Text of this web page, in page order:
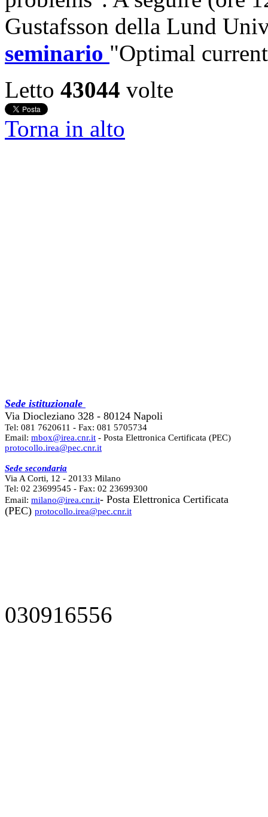
Gustafsson della Lund
seminario "Optimal
Letto 43044 volte
Torna in alto
Sede istituzionale
Via Diocleziano 328 - 80124 Napoli
Tel: 081 7620611 - Fax: 081 5705734
Email: mbox@irea.cnr.it - Posta Elettronica Certificata (PEC)
protocollo.irea@pec.cnr.it
Sede secondaria
Via A Corti, 12 - 20133 Milano
Tel: 02 23699545 - Fax: 02 23699300
Email: milano@irea.cnr.it- Posta Elettronica Certificata
(PEC) protocollo.irea@pec.cnr.it
030916556